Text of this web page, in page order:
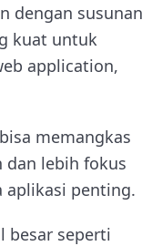
dengan susunan
kuat untuk
application,
memangkas
dan lebih fokus
aplikasi penting.
besar seperti